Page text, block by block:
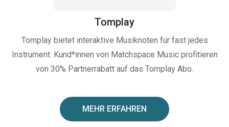
Tomplay
Tomplay bietet interaktive Musiknoten für fast jedes
Instrument. Kund*innen von Matchspace Music profitieren
von 30% Partnerrabatt auf das Tomplay Abo.
MEHR ERFAHREN